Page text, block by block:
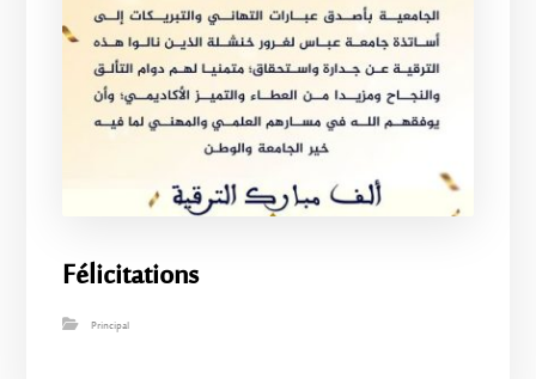
Félicitations
Principal